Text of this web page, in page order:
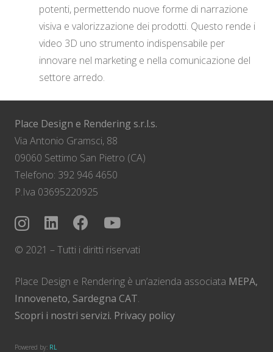
potenti, permettendo nuove forme di narrazione
visiva e valorizzazione dei prodotti. Questo rende i
video 3D uno strumento indispensabile per
innovare nel marketing e nella comunicazione del
settore arredo.
Place Design e Rendering s.r.l.s.
Via Antonio Gramsci, 88
09060 Settimo San Pietro (CA)
Telefono: 392 946 4650
P.Iva 03695220925
© 2021 – Tutti i diritti riservati
Place Design e Rendering è un’azienda associata MEPA,
Innoveneto, Sardegna CAT.
Scopri i nostri servizi. Privacy policy
Powered by: RL